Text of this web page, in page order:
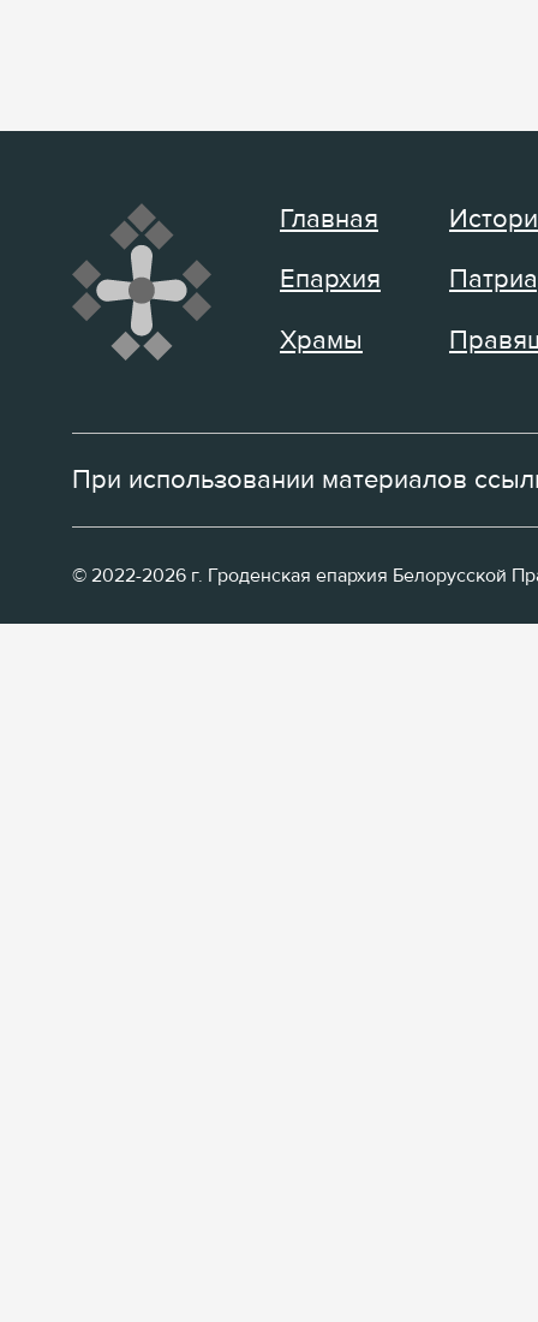
Главная
Епархия
Храмы
При использовании материалов
© 2022-2026 г. Гроденская епархия Белорусской